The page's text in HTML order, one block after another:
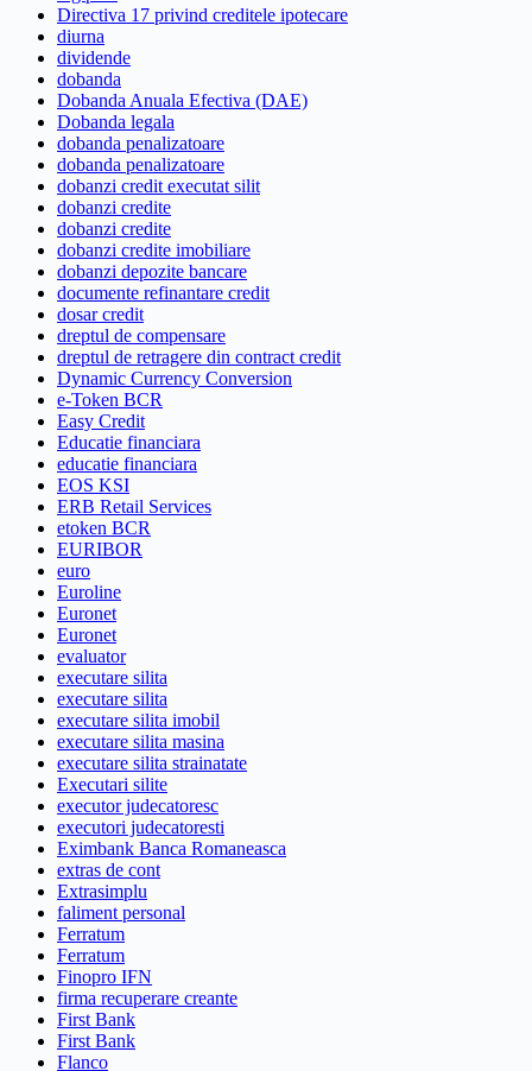
Directiva 17 privind creditele ipotecare
diurna
dividende
dobanda
Dobanda Anuala Efectiva (DAE)
Dobanda legala
dobanda penalizatoare
dobanda penalizatoare
dobanzi credit executat silit
dobanzi credite
dobanzi credite
dobanzi credite imobiliare
dobanzi depozite bancare
documente refinantare credit
dosar credit
dreptul de compensare
dreptul de retragere din contract credit
Dynamic Currency Conversion
e-Token BCR
Easy Credit
Educatie financiara
educatie financiara
EOS KSI
ERB Retail Services
etoken BCR
EURIBOR
euro
Euroline
Euronet
Euronet
evaluator
executare silita
executare silita
executare silita imobil
executare silita masina
executare silita strainatate
Executari silite
executor judecatoresc
executori judecatoresti
Eximbank Banca Romaneasca
extras de cont
Extrasimplu
faliment personal
Ferratum
Ferratum
Finopro IFN
firma recuperare creante
First Bank
First Bank
Flanco